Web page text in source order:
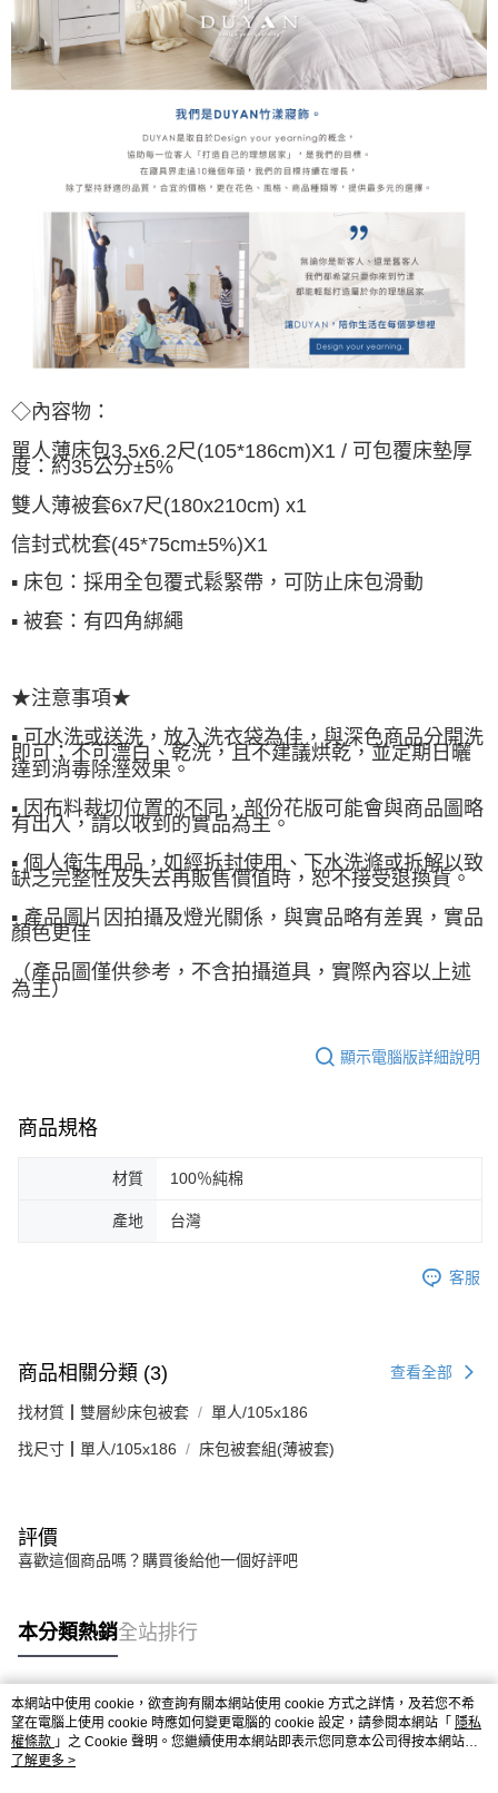
◇內容物：
單人薄床包3.5x6.2尺(105*186cm)X1 / 可包覆床墊厚
度：約35公分±5%
雙人薄被套6x7尺(180x210cm) x1
信封式枕套(45*75cm±5%)X1
▪ 床包：採用全包覆式鬆緊帶，可防止床包滑動
▪ 被套：有四角綁繩
★注意事項★
▪ 可水洗或送洗，放入洗衣袋為佳，與深色商品分開洗
即可；不可漂白、乾洗，且不建議烘乾，並定期日曬
達到消毒除溼效果。
▪ 因布料裁切位置的不同，部份花版可能會與商品圖略
有出入，請以收到的實品為主。
▪ 個人衛生用品，如經拆封使用、下水洗滌或拆解以致
缺乏完整性及失去再販售價值時，恕不接受退換貨。
▪ 產品圖片因拍攝及燈光關係，與實品略有差異，實品
顏色更佳
（產品圖僅供參考，不含拍攝道具，實際內容以上述
為主）
顯示電腦版詳細說明
商品規格
材質 100％純棉
產地 台灣
客服
商品相關分類 (3) 查看全部
找材質┃雙層紗床包被套 單人/105x186
找尺寸┃單人/105x186 床包被套組(薄被套)
評價
喜歡這個商品嗎？購買後給他一個好評吧
本分類熱銷全站排行
熱門標籤
本網站中使用 cookie，欲查詢有關本網站使用 cookie 方式之詳情，及若您不希
望在電腦上使用 cookie 時應如何變更電腦的 cookie 設定，請參閱本網站「 隱私
權條款 」之 Cookie 聲明。您繼續使用本網站即表示您同意本公司得按本網站使
用條款之 Cookie 聲明使用 cookie。
了解更多 >